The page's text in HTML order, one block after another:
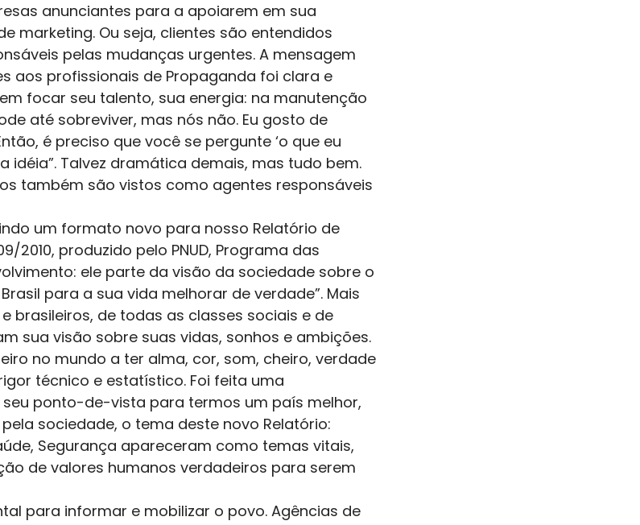
anunciantes para a apoiarem em sua
marketing. Ou seja, clientes são entendidos
pelas mudanças urgentes. A mensagem
aos profissionais de Propaganda foi clara e
focar seu talento, sua energia: na manutenção
até sobreviver, mas nós não. Eu gosto de
é preciso que você se pergunte ‘o que eu
idéia”. Talvez dramática demais, mas tudo bem.
também são vistos como agentes responsáveis
um formato novo para nosso Relatório de
2010, produzido pelo PNUD, Programa das
ele parte da visão da sociedade sobre o
para a sua vida melhorar de verdade”. Mais
brasileiros, de todas as classes sociais e de
sua visão sobre suas vidas, sonhos e ambições.
no mundo a ter alma, cor, som, cheiro, verdade
técnico e estatístico. Foi feita uma
ponto-de-vista para termos um país melhor,
sociedade, o tema deste novo Relatório:
Segurança apareceram como temas vitais,
de valores humanos verdadeiros para serem
para informar e mobilizar o povo. Agências de